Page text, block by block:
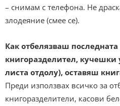
– снимам с телефона. Не
злодеяние (смее се).
Как отбелязваш
книгоразделител,
листа отдолу), оставяш
Преди използвах всичко за
книгоразделители, касови